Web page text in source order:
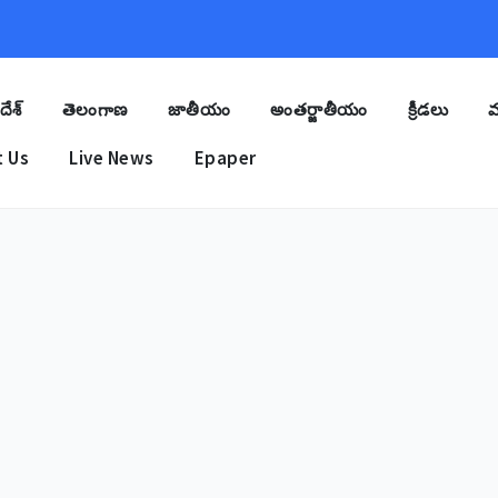
తెలంగాణ జాతీయం అంతర్జాతీయం క్రీడలు
Us Live News Epaper